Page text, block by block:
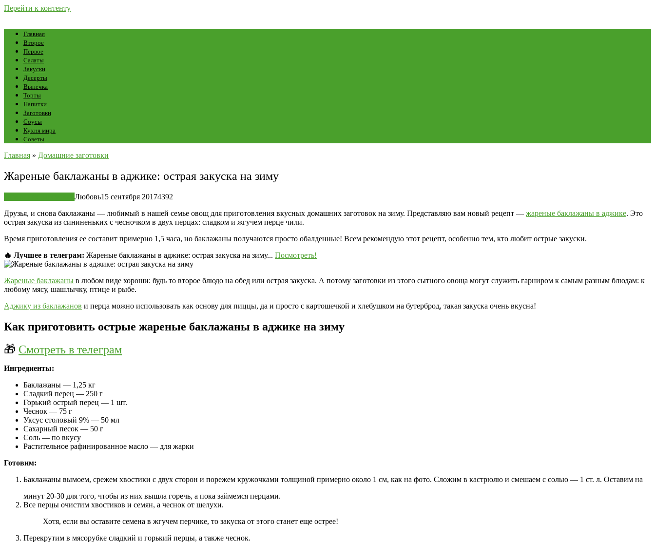
Перейти к контенту
Главная
Второе
Первое
Салаты
Закуски
Десерты
Выпечка
Торты
Напитки
Заготовки
Соусы
Кухня мира
Советы
Главная » Домашние заготовки
Жареные баклажаны в аджике: острая закуска на зиму
Любовь15 сентября 20174392
Друзья, и снова баклажаны — любимый в нашей семье овощ для приготовления вкусных домашних заготовок на зиму. Представляю вам новый рецепт — жареные баклажаны в аджике. Это
острая закуска из сининеньких с чесночком в двух перцах: сладком и жгучем перце чили.
Время приготовления ее составит примерно 1,5 часа, но баклажаны получаются просто обалденные! Всем рекомендую этот рецепт, особенно тем, кто любит острые закуски.
🔥 Лучшее в телеграм: Жареные баклажаны в аджике: острая закуска на зиму... Посмотреть!
Жареные баклажаны в любом виде хороши: будь то второе блюдо на обед или острая закуска. А потому заготовки из этого сытного овоща могут служить гарниром к самым разным блюдам: к
любому мясу, шашлычку, птице и рыбе.
Аджику из баклажанов и перца можно использовать как основу для пиццы, да и просто с картошечкой и хлебушком на бутерброд, такая закуска очень вкусна!
Как приготовить острые жареные баклажаны в аджике на зиму
🎁 Смотреть в телеграм
Ингредиенты:
Баклажаны — 1,25 кг
Сладкий перец — 250 г
Горький острый перец — 1 шт.
Чеснок — 75 г
Уксус столовый 9% — 50 мл
Сахарный песок — 50 г
Соль — по вкусу
Растительное рафинированное масло — для жарки
Готовим:
Баклажаны вымоем, срежем хвостики с двух сторон и порежем кружочками толщиной примерно около 1 см, как на фото. Сложим в кастрюлю и смешаем с солью — 1 ст. л. Оставим на
минут 20-30 для того, чтобы из них вышла горечь, а пока займемся перцами.
Все перцы очистим хвостиков и семян, а чеснок от шелухи.
Хотя, если вы оставите семена в жгучем перчике, то закуска от этого станет еще острее!
Перекрутим в мясорубке сладкий и горький перцы, а также чеснок.